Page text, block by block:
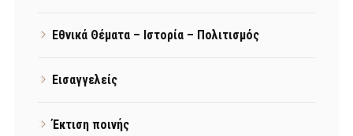
Εθνικά Θέματα – Ιστορία – Πολιτισμός
Εισαγγελείς
Έκτιση ποινής